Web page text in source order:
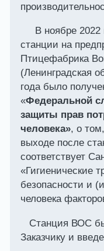
В ноябре 2022
станции на
Птицефабрика
(Ленинградская
года было
«Федеральной
защиты прав
человека», о
выходе после
соответствует
«Гигиенические
безопасности и
человека
Станция ВОС
Заказчику и